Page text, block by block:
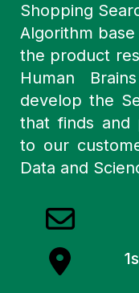
Shopping
Algorithm
the product
Human
develop the
that finds and
to our
Data and